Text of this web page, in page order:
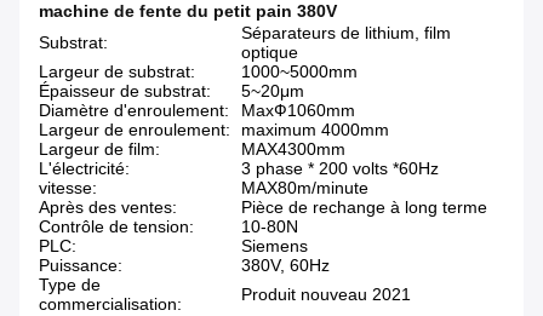
machine de fente du petit pain 380V
Substrat:
Séparateurs de lithium, film
optique
Largeur de substrat:
1000~5000mm
Épaisseur de substrat:
5~20μm
Diamètre d'enroulement:
MaxФ1060mm
Largeur de enroulement:
maximum 4000mm
Largeur de film:
MAX4300mm
L'électricité:
3 phase * 200 volts *60Hz
vitesse:
MAX80m/minute
Après des ventes:
Pièce de rechange à long terme
Contrôle de tension:
10-80N
PLC:
Siemens
Puissance:
380V, 60Hz
Type de
commercialisation:
Produit nouveau 2021